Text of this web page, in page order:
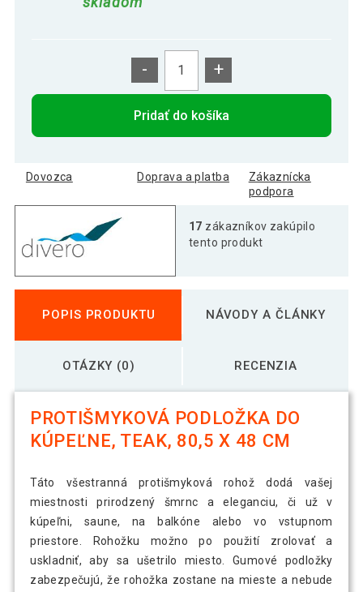
- +
Pridať do košíka
Dovozca Doprava a platba
Zákaznícka
podpora
17 zákazníkov zakúpilo
tento produkt
POPIS PRODUKTU NÁVODY A ČLÁNKY
OTÁZKY (0) RECENZIA
PROTIŠMYKOVÁ PODLOŽKA DO
KÚPEĽNE, TEAK, 80,5 X 48 CM
Táto všestranná protišmyková rohož dodá vašej
miestnosti prirodzený šmrnc a eleganciu, či už v
kúpeľni, saune, na balkóne alebo vo vstupnom
priestore. Rohožku možno po použití zrolovať a
uskladniť, aby sa ušetrilo miesto. Gumové podložky
zabezpečujú, že rohožka zostane na mieste a nebude